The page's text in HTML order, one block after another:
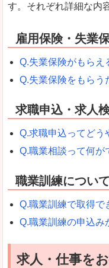
す。それぞれ詳細な内
雇用保険・失業
Q.失業保険がもらえ
Q.失業保険をもらう
求職申込・求人
Q.求職申込ってどう
Q.職業相談って何が
職業訓練について
Q.職業訓練で取得で
Q.職業訓練の申込み
求人・仕事を